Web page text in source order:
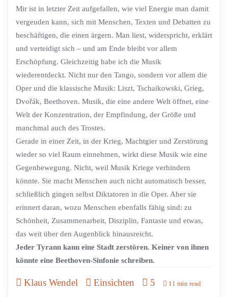
Mir ist in letzter Zeit aufgefallen, wie viel Energie man damit
vergeuden kann, sich mit Menschen, Texten und Debatten zu
beschäftigen, die einen ärgern. Man liest, widerspricht, erklärt
und verteidigt sich – und am Ende bleibt vor allem
Erschöpfung. Gleichzeitig habe ich die Musik
wiederentdeckt. Nicht nur den Tango, sondern vor allem die
Oper und die klassische Musik: Liszt, Tschaikowski, Grieg,
Dvořák, Beethoven. Musik, die eine andere Welt öffnet, eine
Welt der Konzentration, der Empfindung, der Größe und
manchmal auch des Trostes.
Gerade in einer Zeit, in der Krieg, Machtgier und Zerstörung
wieder so viel Raum einnehmen, wirkt diese Musik wie eine
Gegenbewegung. Nicht, weil Musik Kriege verhindern
könnte. Sie macht Menschen auch nicht automatisch besser,
schließlich gingen selbst Diktatoren in die Oper. Aber sie
erinnert daran, wozu Menschen ebenfalls fähig sind: zu
Schönheit, Zusammenarbeit, Disziplin, Fantasie und etwas,
das weit über den Augenblick hinausreicht.
Jeder Tyrann kann eine Stadt zerstören. Keiner von ihnen
könnte eine Beethoven-Sinfonie schreiben.
Klaus Wendel Einsichten 5 11 min read